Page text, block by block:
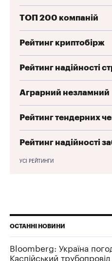
ТОП 200 компаній
Рейтинг криптобірж
Рейтинг надійності
Аграрний незламний
Рейтинг тендерних
Рейтинг надійності
УСІ РЕЙТИНГИ
ОСТАННІ НОВИНИ
Bloomberg: Україна
Каспійський